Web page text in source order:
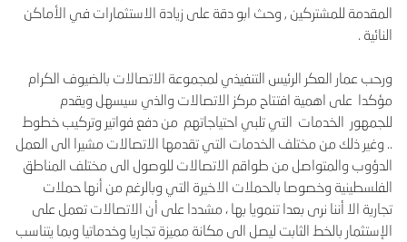
المقدمة للمشتركين , وحث ابو دقة على زيادة الاستثمارات في الأماكن
النائية .
ورحب عمار العكر الرئيس التنفيذي لمجموعة الاتصالات بالضيوف الكرام
مؤكدا على اهمية افتتاح مركز الاتصالات والذي سيسهل ويقدم
للجمهور الخدمات التي تلبي احتياجاتهم من دفع فواتير وتركيب خطوط
.. وغير ذلك من مختلف الخدمات التي تقدمها الاتصالات مشيرا الى العمل
الدؤوب والمتواصل من طواقم الاتصالات للوصول الى مختلف المناطق
الفلسطينية وخصوصا بالحملات الاخيرة التي وبالرغم من أنها حملات
تجارية الا أننا نرى بعدا تنمويا بها ، مشددا على أن الاتصالات تعمل على
الإستثمار بالخط الثابت ليصل الى مكانة مميزة تجاريا وخدماتيا وبما يتناسب